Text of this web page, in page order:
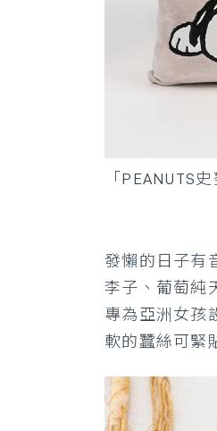
「PEANUTS
發懶的日子有
李子、葡萄純
專為亞洲女孩
軟的蠶絲可緊